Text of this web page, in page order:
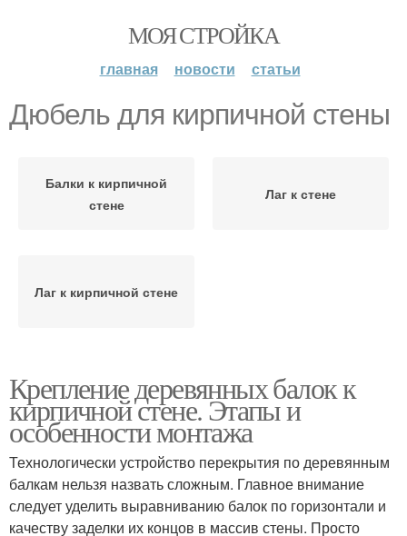
МОЯ СТРОЙКА
главная новости статьи
Дюбель для кирпичной стены
Балки к кирпичной
стене
Лаг к стене
Лаг к кирпичной стене
Крепление деревянных балок к
кирпичной стене. Этапы и
особенности монтажа
Технологически устройство перекрытия по деревянным
балкам нельзя назвать сложным. Главное внимание
следует уделить выравниванию балок по горизонтали и
качеству заделки их концов в массив стены. Просто